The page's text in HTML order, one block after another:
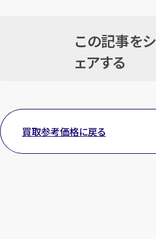
この記事をシ
ェアする
買取参考価格に戻る